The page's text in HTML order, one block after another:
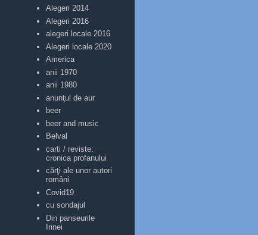
Alegeri 2014
Alegeri 2016
alegeri locale 2016
Alegeri locale 2020
America
anii 1970
anii 1980
anunţul de aur
beer
beer and music
Belval
carti / reviste:
cronica profanului
cărţi ale unor autori
români
Covid19
cu sondajul
Din panseurile
Irinei